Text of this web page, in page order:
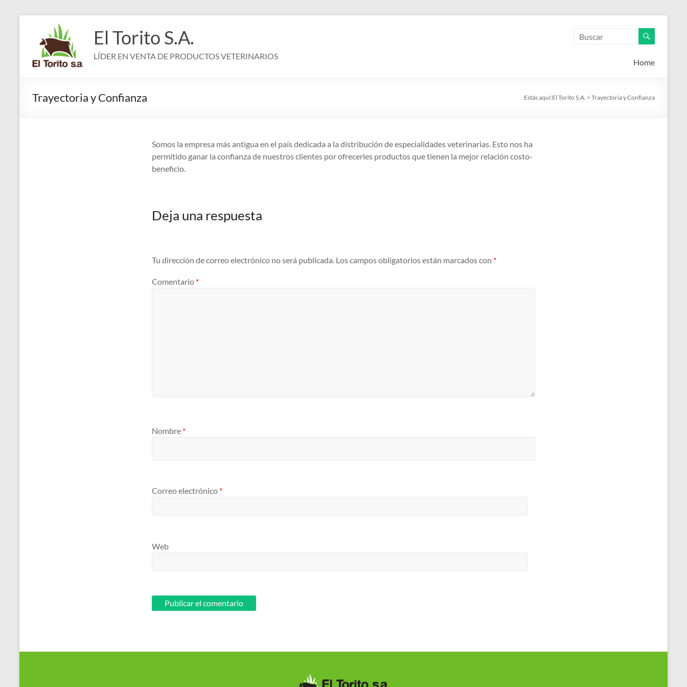
contenido
El Torito S.A.
LÍDER EN VENTA DE PRODUCTOS VETERINARIOS
Home
Trayectoria y Confianza Estás aquí:El Torito S.A. > Trayectoria y Confianza
Somos la empresa más antigua en el país dedicada a la distribución de especialidades veterinarias. Esto nos ha
permitido ganar la confianza de nuestros clientes por ofrecerles productos que tienen la mejor relación costo-
beneficio.
Deja una respuesta
Tu dirección de correo electrónico no será publicada. Los campos obligatorios están marcados con *
Comentario *
Nombre *
Correo electrónico *
Web